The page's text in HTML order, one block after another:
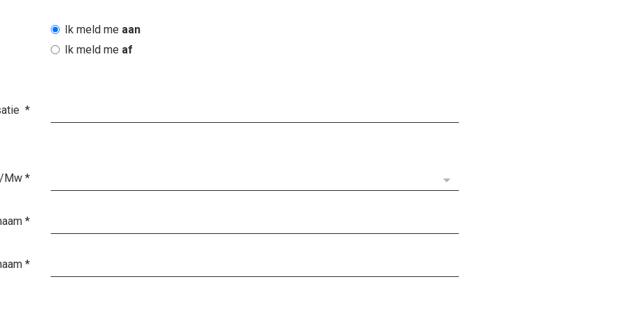
Ik meld me aan
Ik meld me af
*
Mw*
*
*